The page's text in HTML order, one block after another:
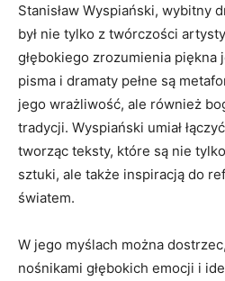
Stanisław Wyspiański, wybitny
‍był nie tylko⁣ z twórczości
głębokiego zrozumienia piękna
pisma⁤ i dramaty pełne są
jego ⁤wrażliwość, ale również
tradycji. Wyspiański umiał
tworząc teksty, które są nie
⁤sztuki, ‍ale także inspiracją‍ do
światem.
W jego myślach‍ można
nośnikami⁣ głębokich emocji i